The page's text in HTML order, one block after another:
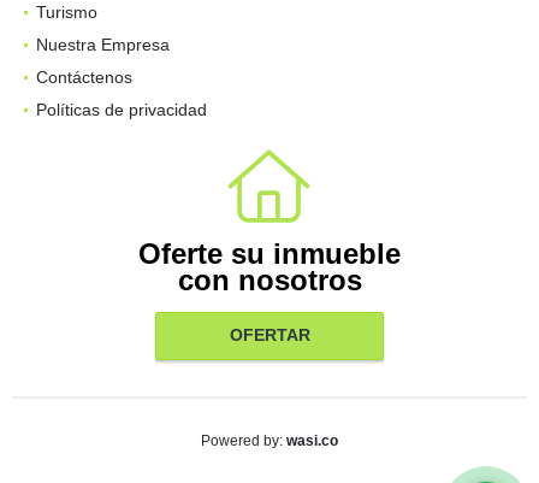
Turismo
Nuestra Empresa
Contáctenos
Políticas de privacidad
Oferte su inmueble
con nosotros
OFERTAR
Powered by: wasi.co